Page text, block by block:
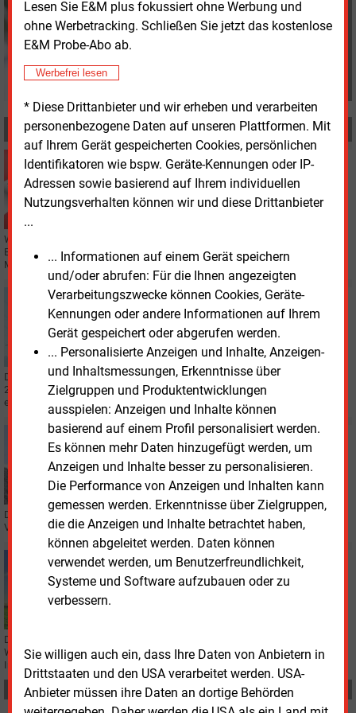
Lesen Sie E&M plus fokussiert ohne Werbung und
ohne Werbetracking. Schließen Sie jetzt das kostenlose
E&M Probe-Abo ab.
Werbefrei lesen
* Diese Drittanbieter und wir erheben und verarbeiten
personenbezogene Daten auf unseren Plattformen. Mit
auf Ihrem Gerät gespeicherten Cookies, persönlichen
Identifikatoren wie bspw. Geräte-Kennungen oder IP-
Adressen sowie basierend auf Ihrem individuellen
Nutzungsverhalten können wir und diese Drittanbieter
...
... Informationen auf einem Gerät speichern
und/oder abrufen: Für die Ihnen angezeigten
Verarbeitungszwecke können Cookies, Geräte-
Kennungen oder andere Informationen auf Ihrem
Gerät gespeichert oder abgerufen werden.
... Personalisierte Anzeigen und Inhalte, Anzeigen-
und Inhaltsmessungen, Erkenntnisse über
Zielgruppen und Produktentwicklungen
ausspielen: Anzeigen und Inhalte können
basierend auf einem Profil personalisiert werden.
Es können mehr Daten hinzugefügt werden, um
Anzeigen und Inhalte besser zu personalisieren.
Die Performance von Anzeigen und Inhalten kann
gemessen werden. Erkenntnisse über Zielgruppen,
die die Anzeigen und Inhalte betrachtet haben,
können abgeleitet werden. Daten können
verwendet werden, um Benutzerfreundlichkeit,
Systeme und Software aufzubauen oder zu
verbessern.
Sie willigen auch ein, dass Ihre Daten von Anbietern in
Drittstaaten und den USA verarbeitet werden. USA-
Anbieter müssen ihre Daten an dortige Behörden
G.Drewnitzky@energie-
und-management.de
MEHR ZUM THEMA
Freitag, 1.10.2021, 10:52
ÖSTERREICH
Wie im August angekündigt, hat der niederösterreichische Energiekonzern
EVN seinen Minderheitsanteil an dem deutschen Steinkohlekraftwerk an den
Mehrheitseigentümer Steag verkauft.
Freitag, 7.05.2021, 13:16
STROMNETZ
Amprion mit Milliarden-Investition ins Netz
Der Übertragungsnetzbetreiber Amprion ist gut durch das Pandemie-Jahr
2020 gekommen und hat einen Jahresüberschuss auf Vorjahresniveau
erzielt.
Dienstag, 4.05.2021, 14:49
KOHLE
Steag will weitere Kraftwerke stilllegen
Das Essener Energieunternehmen Steag will auch das Heizkraftwerk
Völklingen-Fenne (HKV) und das Kraftwerk Bergkamen stilllegen.
Mittwoch, 21.04.2021, 11:25
WINDKRAFT ONSHORE
Die Mitteldeutsche Braunkohlengesellschaft (Mibrag) errichtet einen
Windpark mit 17 Turbinen mit einer Gesamtleistung von 102 MW auf der
Innenkippe des Tagebaus Vereinigtes Schleenhain.
Teilen: